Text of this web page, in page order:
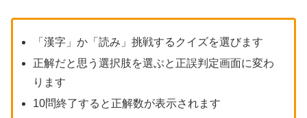
「漢字」か「読み」挑戦するクイズを選びます
正解だと思う選択肢を選ぶと正誤判定画面に変わ
ります
10問終了すると正解数が表示されます